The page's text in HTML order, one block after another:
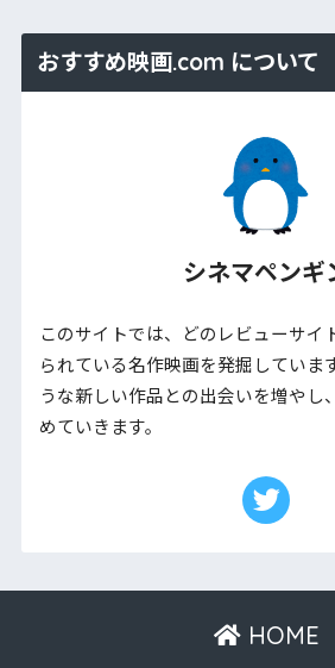
おすすめ映画.com について
シネマペンギ
このサイトでは、どのレビューサイ
られている名作映画を発掘していま
うな新しい作品との出会いを増やし
めていきます。
HOME